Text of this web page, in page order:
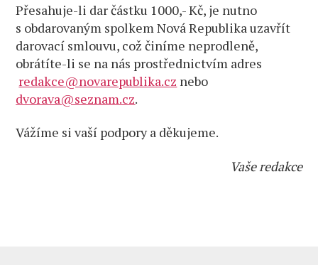
Přesahuje-li dar částku 1000,- Kč, je nutno
s obdarovaným spolkem Nová Republika uzavřít
darovací smlouvu, což činíme neprodleně,
obrátíte-li se na nás prostřednictvím adres
redakce@novarepublika.cz nebo
dvorava@seznam.cz.
Vážíme si vaší podpory a děkujeme.
Vaše redakce